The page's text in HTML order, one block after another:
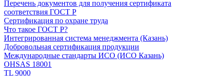
Перечень документов для получения сертификата
соответствия ГОСТ Р
Сертификация по охране труда
Что такое ГОСТ Р?
Интегрированная система менеджмента (Казань)
Добровольная сертификация продукции
Международные стандарты ИСО (ИСО Казань)
OHSAS 18001
TL 9000